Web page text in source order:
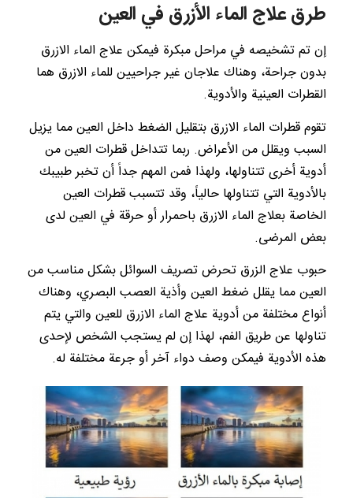
طرق علاج الماء الأزرق في العين
إن تم تشخيصه في مراحل مبكرة فيمكن علاج الماء الازرق
بدون جراحة، وهناك علاجان غير جراحيين للماء الازرق هما
القطرات العينية والأدوية.
تقوم قطرات الماء الازرق بتقليل الضغط داخل العين مما يزيل
السبب ويقلل من الأعراض. ربما تتداخل قطرات العين من
أدوية أخرى تتناولها، ولهذا فمن المهم جداً أن تخبر طبيبك
بالأدوية التي تتناولها حالياً، وقد تتسبب قطرات العين
الخاصة بعلاج الماء الازرق باحمرار أو حرقة في العين لدى
بعض المرضى.
حبوب علاج الزرق تحرض تصريف السوائل بشكل مناسب من
العين مما يقلل ضغط العين وأذية العصب البصري، وهناك
أنواع مختلفة من أدوية علاج الماء الازرق للعين والتي يتم
تناولها عن طريق الفم، لهذا إن لم يستجب الشخص لإحدى
هذه الأدوية فيمكن وصف دواء آخر أو جرعة مختلفة له.